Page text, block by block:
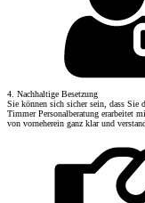
4. Nachhaltige Besetzung
Sie können sich sicher sein, dass Sie
Timmer Personalberatung erarbeitet
von vorneherein ganz klar und